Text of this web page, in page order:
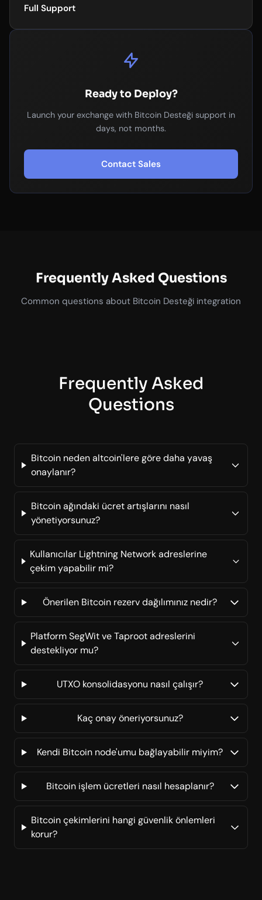
Full Support
Ready to Deploy?
Launch your exchange with Bitcoin Desteği support in
days, not months.
Contact Sales
Frequently Asked Questions
Common questions about Bitcoin Desteği integration
Frequently Asked
Questions
Bitcoin neden altcoin'lere göre daha yavaş
onaylanır?
Bitcoin ağındaki ücret artışlarını nasıl
yönetiyorsunuz?
Kullanıcılar Lightning Network adreslerine
çekim yapabilir mi?
Önerilen Bitcoin rezerv dağılımınız nedir?
Platform SegWit ve Taproot adreslerini
destekliyor mu?
UTXO konsolidasyonu nasıl çalışır?
Kaç onay öneriyorsunuz?
Kendi Bitcoin node'umu bağlayabilir miyim?
Bitcoin işlem ücretleri nasıl hesaplanır?
Bitcoin çekimlerini hangi güvenlik önlemleri
korur?